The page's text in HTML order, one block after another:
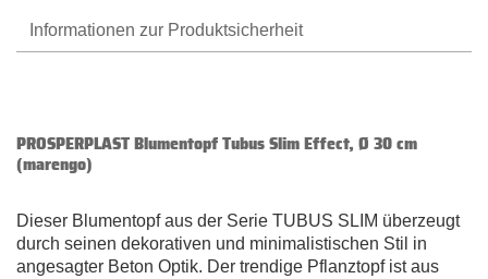
Informationen zur Produktsicherheit
PROSPERPLAST Blumentopf Tubus Slim Effect, Ø 30 cm
(marengo)
Dieser Blumentopf aus der Serie TUBUS SLIM überzeugt
durch seinen dekorativen und minimalistischen Stil in
angesagter Beton Optik. Der trendige Pflanztopf ist aus